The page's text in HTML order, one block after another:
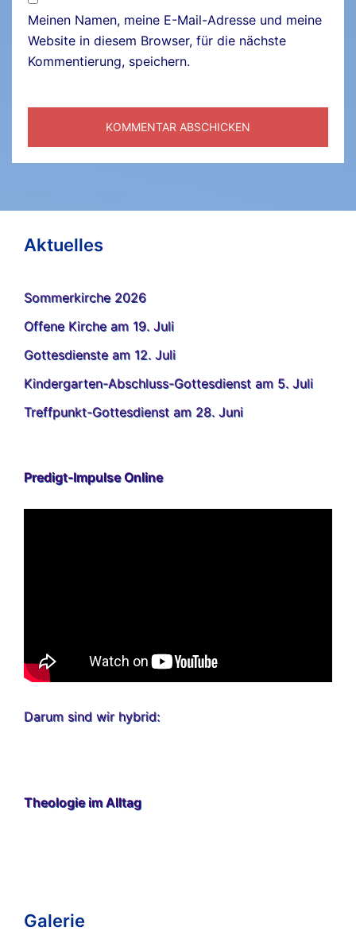
Meinen Namen, meine E-Mail-Adresse und meine
Website in diesem Browser, für die nächste
Kommentierung, speichern.
Aktuelles
Sommerkirche 2026
Offene Kirche am 19. Juli
Gottesdienste am 12. Juli
Kindergarten-Abschluss-Gottesdienst am 5. Juli
Treffpunkt-Gottesdienst am 28. Juni
Predigt-Impulse Online
Darum sind wir hybrid:
Theologie im Alltag
Galerie